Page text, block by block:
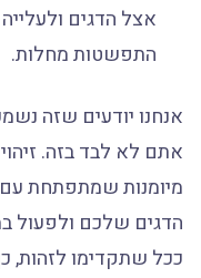
אצל הדגים
התפשטות מחלות.
אנחנו יודעים שזה
אתם לא לבד בזה. זיהוי
מיומנות שמתפתחת עם
הדגים שלכם ולפעול
ככל שתקדימו לזהות,